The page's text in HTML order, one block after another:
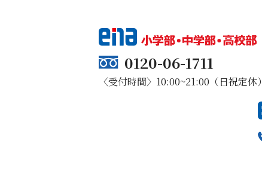
0120-06-1711
〈受付時間〉10:00~21:00（日祝定休）